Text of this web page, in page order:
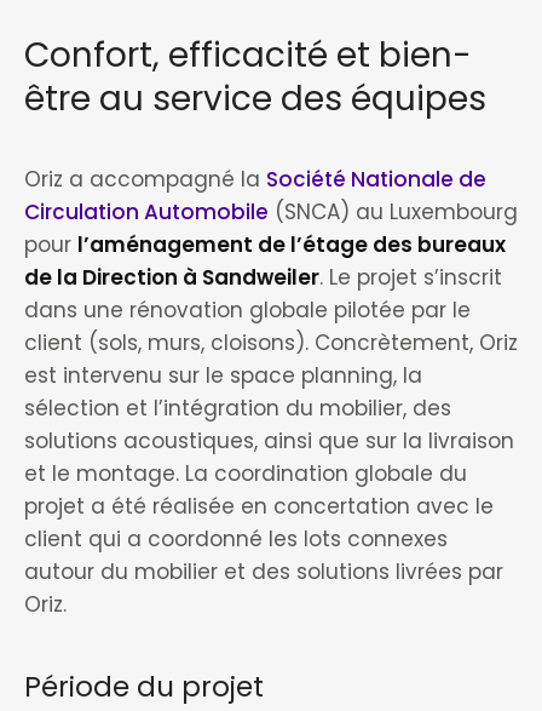
Confort, efficacité et bien-
être au service des équipes
Oriz a accompagné la Société Nationale de
Circulation Automobile (SNCA) au Luxembourg
pour l’aménagement de l’étage des bureaux
de la Direction à Sandweiler. Le projet s’inscrit
dans une rénovation globale pilotée par le
client (sols, murs, cloisons). Concrètement, Oriz
est intervenu sur le space planning, la
sélection et l’intégration du mobilier, des
solutions acoustiques, ainsi que sur la livraison
et le montage. La coordination globale du
projet a été réalisée en concertation avec le
client qui a coordonné les lots connexes
autour du mobilier et des solutions livrées par
Oriz.
Période du projet